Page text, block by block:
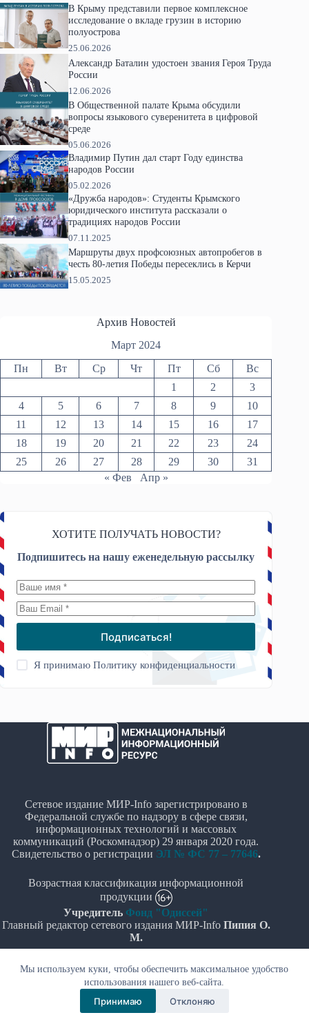
Мы используем куки, чтобы обеспечить максимальное удобство
использования нашего веб-сайта.
Принимаю Отклоняю
В Крыму представили первое комплексное
исследование о вкладе грузин в историю
полуострова
25.06.2026
Александр Баталин удостоен звания Героя Труда
России
12.06.2026
В Общественной палате Крыма обсудили
вопросы языкового суверенитета в цифровой
среде
05.06.2026
Владимир Путин дал старт Году единства
народов России
05.02.2026
«Дружба народов»: Студенты Крымского
юридического института рассказали о
традициях народов России
07.11.2025
Маршруты двух профсоюзных автопробегов в
честь 80-летия Победы пересеклись в Керчи
15.05.2025
Архив Новостей
Март 2024
Пн Вт Ср Чт Пт Сб
Вс
1
2
3
4
5 6 7 8 9
10
11
12 13 14 15 16
17
18
19 20 21 22 23
24
25
26 27 28 29 30
31
« Фев
Апр »
ХОТИТЕ ПОЛУЧАТЬ НОВОСТИ?
Подпишитесь на нашу еженедельную рассылку
Подписаться!
Я принимаюПолитику конфиденциальности
Сетевое издание МИР-Info зарегистрировано в
Федеральной службе по надзору в сфере связи,
информационных технологий и массовых
коммуникаций (Роскомнадзор) 29 января 2020 года.
Свидетельство о регистрации ЭЛ № ФС 77 – 77646.
Возрастная классификация информационной
продукции
Учредитель Фонд "Одиссей"
Главный редактор сетевого издания МИР-Info Пипия О.
М.
Политика в отношении обработки персональных
данных
© Все права защищены 2020-2026г. - "МИР-Info"